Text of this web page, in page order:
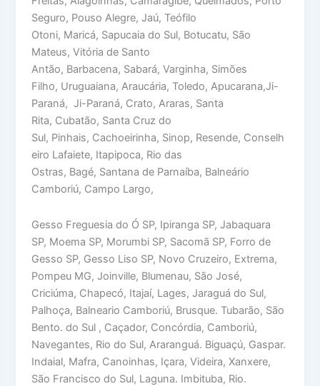
Seguro, Pouso Alegre, Jaú, Teófilo
Otoni, Maricá, Sapucaia do Sul, Botucatu, São
Mateus, Vitória de Santo
Antão, Barbacena, Sabará, Varginha, Simões
Filho, Uruguaiana, Araucária, Toledo, Apucarana,Ji-
Paraná, Ji-Paraná, Crato, Araras, Santa
Rita, Cubatão, Santa Cruz do
Sul, Pinhais, Cachoeirinha, Sinop, Resende, Conselh
eiro Lafaiete, Itapipoca, Rio das
Ostras, Bagé, Santana de Parnaíba, Balneário
Camboriú, Campo Largo,
Gesso Freguesia do Ó SP, Ipiranga SP, Jabaquara
SP, Moema SP, Morumbi SP, Sacomã SP, Forro de
Gesso SP, Gesso Liso SP, Novo Cruzeiro, Extrema,
Pompeu MG, Joinville, Blumenau, São José,
Criciúma, Chapecó, Itajaí, Lages, Jaraguá do Sul,
Palhoça, Balneario Camboriú, Brusque. Tubarão, São
Bento. do Sul , Caçador, Concórdia, Camboriú,
Navegantes, Rio do Sul, Araranguá. Biguaçú, Gaspar.
Indaial, Mafra, Canoinhas, Içara, Videira, Xanxere,
São Francisco do Sul, Laguna. Imbituba, Rio.